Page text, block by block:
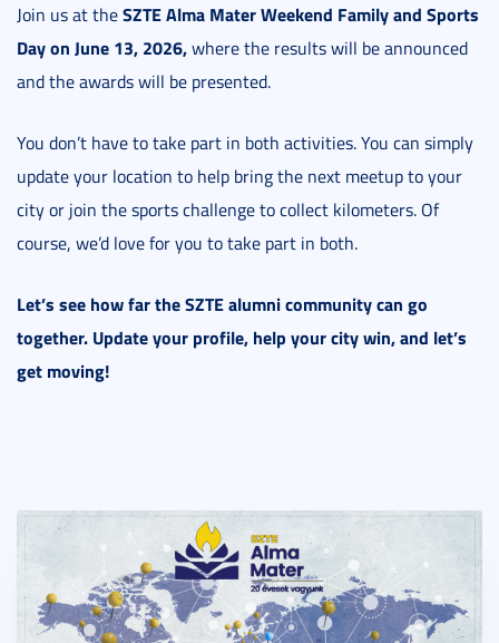
Join us at theSZTE Alma Mater Weekend Family and Sports
Day on June 13, 2026,where the results will be announced
and the awards will be presented.
You don’t have to take part in both activities. You can simply
update your location to help bring the next meetup to your
city or join the sports challenge to collect kilometers. Of
course, we’d love for you to take part in both.
Let’s see how far the SZTE alumni community can go
together. Update your profile, help your city win, and let’s
get moving!